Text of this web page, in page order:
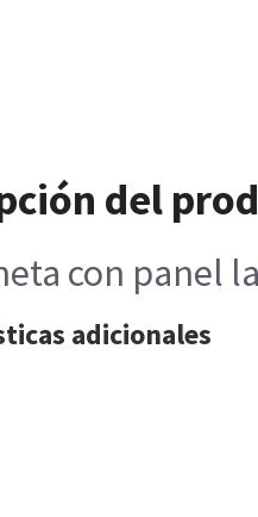
del
con panel
adicionales